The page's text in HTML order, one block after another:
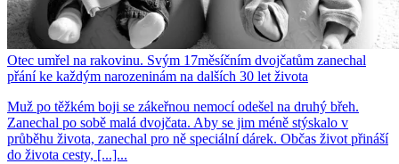
Otec umřel na rakovinu. Svým 17měsíčním dvojčatům zanechal
přání ke každým narozeninám na dalších 30 let života
Muž po těžkém boji se zákeřnou nemocí odešel na druhý břeh.
Zanechal po sobě malá dvojčata. Aby se jim méně stýskalo v
průběhu života, zanechal pro ně speciální dárek. Občas život přináší
do života cesty, [...]...